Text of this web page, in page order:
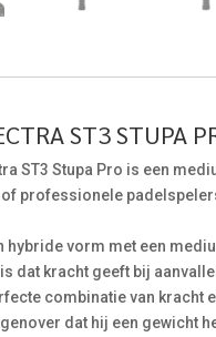
ST3 STUPA
ST3 Stupa Pro is een
professionele
hybride vorm met een
dat kracht geeft bij
combinatie van kracht
dat hij een gewicht